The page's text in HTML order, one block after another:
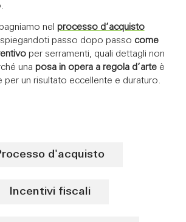
nel processo d’acquisto
passo dopo passo come
per serramenti, quali dettagli non
una posa in opera a regola d’arteè
per un risultato eccellente e duraturo.
d'acquisto
Incentivi fiscali